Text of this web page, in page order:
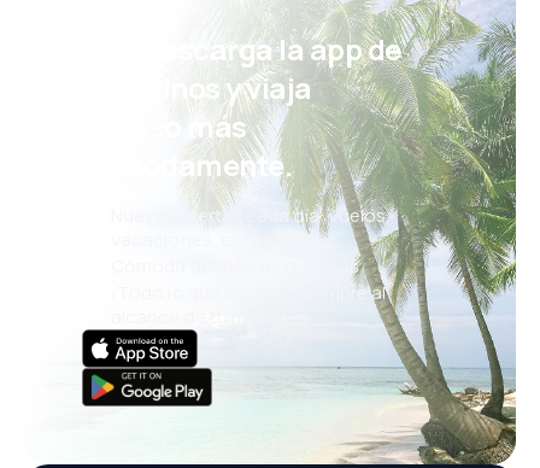
¡Eh! Descarga la app de
eDestinos y viaja
incluso más
cómodamente.
Nuevas ofertas cada día: vuelos,
vacaciones, escapadas
Cómoda gestión de reservas
¡Todo lo que importa, siempre al